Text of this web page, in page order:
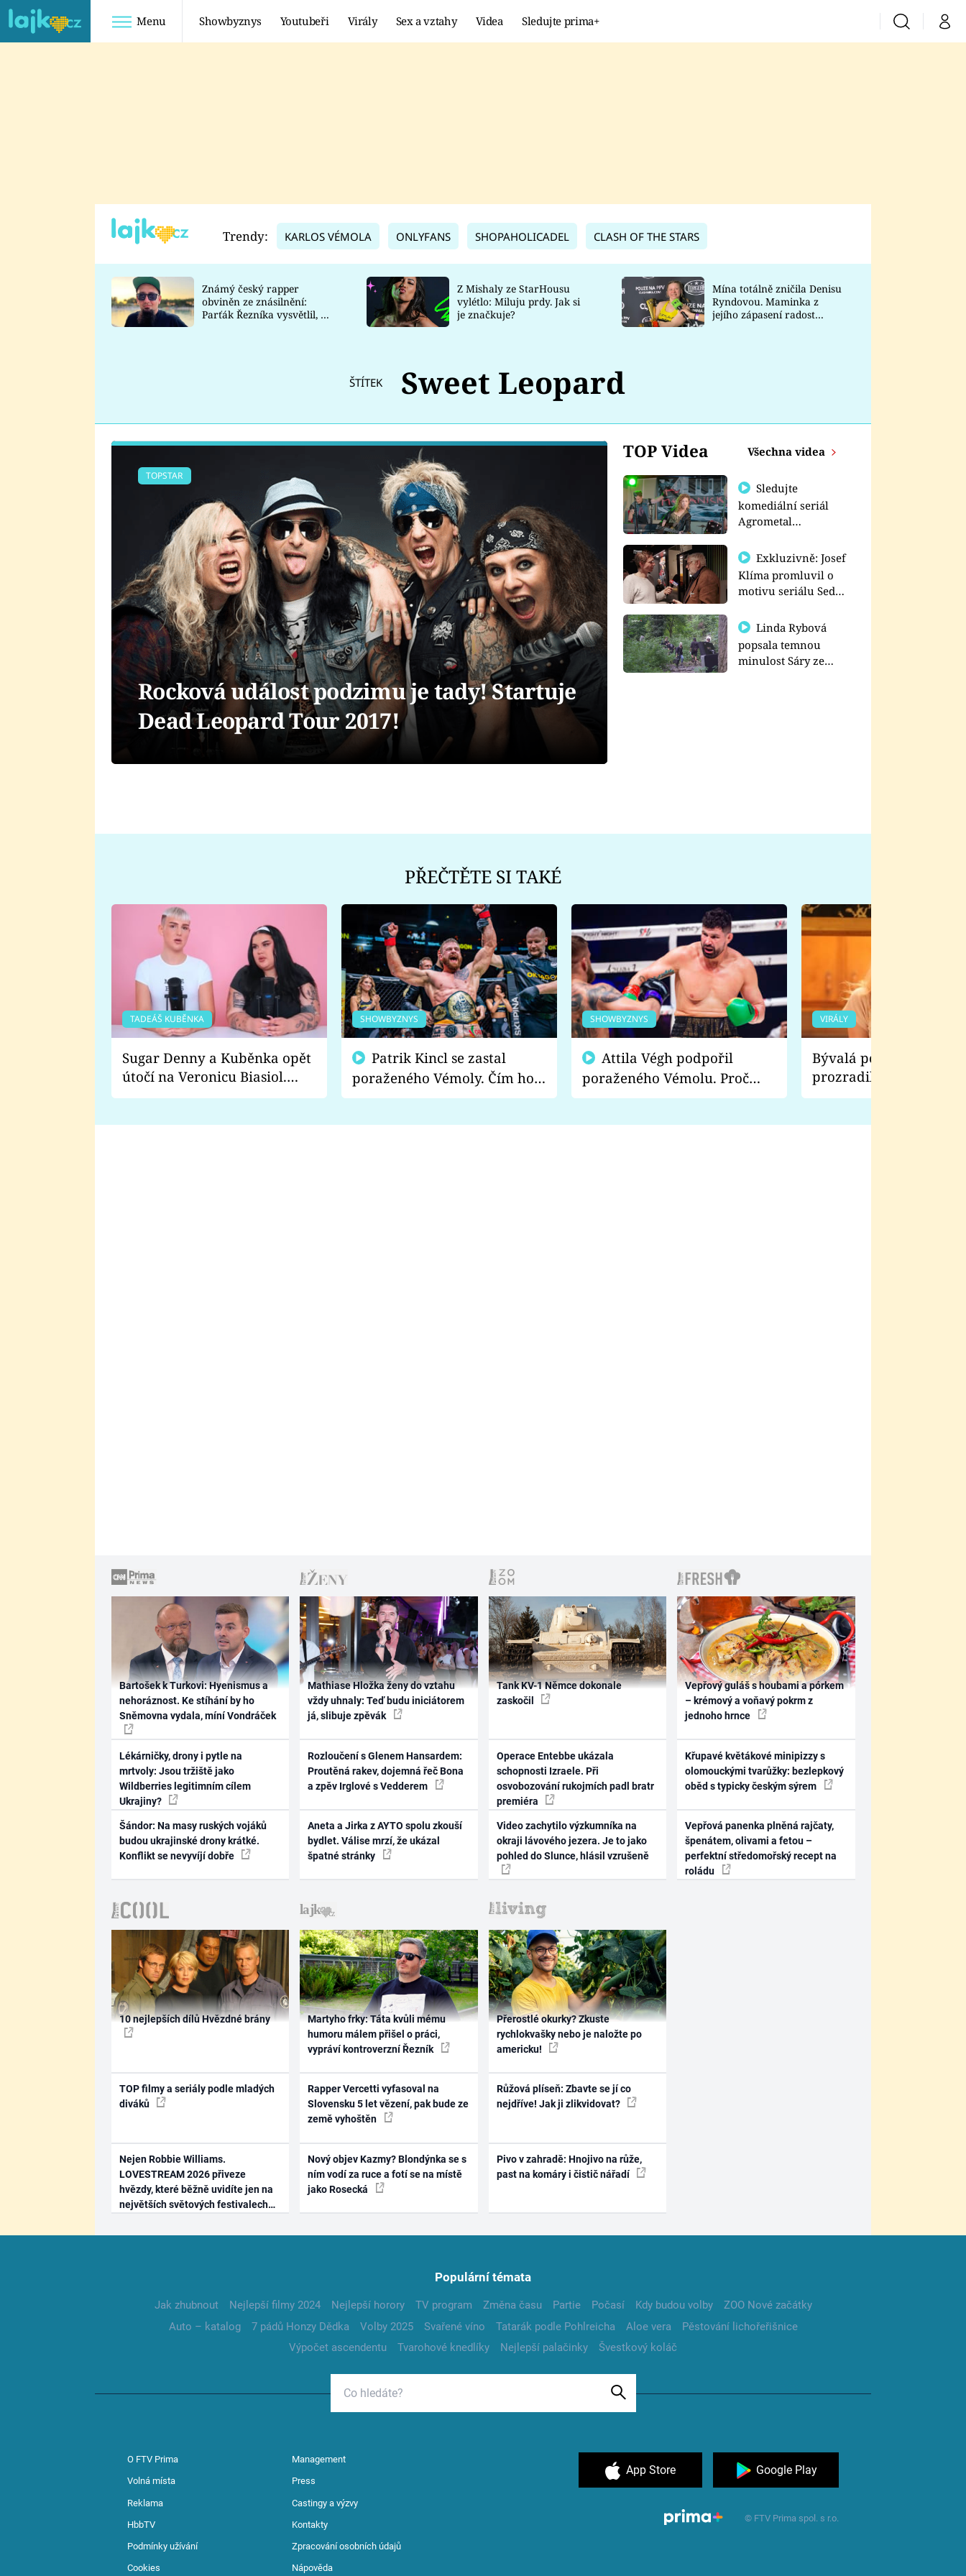
Menu Showbyznys Youtubeři Virály Sex a vztahy Videa Sledujte prima+ VyhledáváníMůj
TADEÁŠ KUBĚNKA
DATEL
Prima Lajk
Sledujte nás
Trendy: KARLOS VÉMOLA ONLYFANS SHOPAHOLICADEL CLASH OF THE STARS
Známý český rapper
obviněn ze znásilnění:
Parťák Řezníka vysvětlil, co
Z Mishaly ze StarHousu
vylétlo: Miluju prdy. Jak si
je značkuje?
Mína totálně zničila Denisu
Ryndovou. Maminka z
jejího zápasení radost
ŠTÍTEK Sweet Leopard
TOP Videa Všechna videa
Sledujte
komediální seriál
Agrometal
prima+
Exkluzivně: Josef
Klíma promluvil o
motivu seriálu Sedm
Linda Rybová
popsala temnou
minulost Sáry ze
TOPSTAR
Rocková událost podzimu je tady! Startuje
Dead Leopard Tour 2017!
PŘEČTĚTE SI TAKÉ
TADEÁŠ KUBĚNKA
Sugar Denny a Kuběnka opět
útočí na Veronicu Biasiol.
Proč je podle nich falešná a
SHOWBYZNYS
poraženého Vémoly. Čím ho
fanoušci naštvali?
SHOWBYZNYS
poraženého Vémolu. Proč
chce raději zápasit s ním než
VIRÁLY
Bývalá pornoherečka
prozradila, co ji
natáčení Euforie.
Bartošek k Turkovi: Hyenismus a
nehoráznost. Ke stíhání by ho
Sněmovna vydala, míní Vondráček
Lékárničky, drony i pytle na
mrtvoly: Jsou tržiště jako
Wildberries legitimním cílem
Ukrajiny?
Šándor: Na masy ruských vojáků
budou ukrajinské drony krátké.
Konflikt se nevyvíjí dobře
Mathiase Hložka ženy do vztahu
vždy uhnaly: Teď budu iniciátorem
já, slibuje zpěvák
Rozloučení s Glenem Hansardem:
Proutěná rakev, dojemná řeč Bona
a zpěv Irglové s Vedderem
Aneta a Jirka z AYTO spolu zkouší
bydlet. Válise mrzí, že ukázal
špatné stránky
Tank KV-1 Němce dokonale
zaskočil
Operace Entebbe ukázala
schopnosti Izraele. Při
osvobozování rukojmích padl bratr
premiéra
Video zachytilo výzkumníka na
okraji lávového jezera. Je to jako
pohled do Slunce, hlásil vzrušeně
Vepřový guláš s houbami a pórkem
– krémový a voňavý pokrm z
jednoho hrnce
Křupavé květákové minipizzy s
olomouckými tvarůžky: bezlepkový
oběd s typicky českým sýrem
Vepřová panenka plněná rajčaty,
špenátem, olivami a fetou –
perfektní středomořský recept na
roládu
10 nejlepších dílů Hvězdné brány
TOP filmy a seriály podle mladých
diváků
Nejen Robbie Williams.
LOVESTREAM 2026 přiveze
hvězdy, které běžně uvidíte jen na
největších světových festivalech
Martyho frky: Táta kvůli mému
humoru málem přišel o práci,
vypráví kontroverzní Řezník
Rapper Vercetti vyfasoval na
Slovensku 5 let vězení, pak bude ze
země vyhoštěn
Nový objev Kazmy? Blondýnka se s
ním vodí za ruce a fotí se na místě
jako Rosecká
Přerostlé okurky? Zkuste
rychlokvašky nebo je naložte po
americku!
Růžová plíseň: Zbavte se jí co
nejdříve! Jak ji zlikvidovat?
Pivo v zahradě: Hnojivo na růže,
past na komáry i čistič nářadí
Populární témata
Jak zhubnout Nejlepší filmy 2024 Nejlepší horory TV program Změna času Partie Počasí Kdy budou volby
ZOO Nové začátky
Auto – katalog
7 pádů Honzy Dědka Volby 2025 Svařené víno Tatarák podle Pohlreicha Aloe vera
Pěstování lichořeřišnice
Výpočet ascendentu
Tvarohové knedlíky Nejlepší palačinky Švestkový koláč
O FTV Prima Management
Volná místa Press
Reklama Castingy a výzvy
HbbTV Kontakty
Podmínky užívání Zpracování osobních údajů
Cookies Nápověda
App Store Google Play
© FTV Prima spol. s r.o.